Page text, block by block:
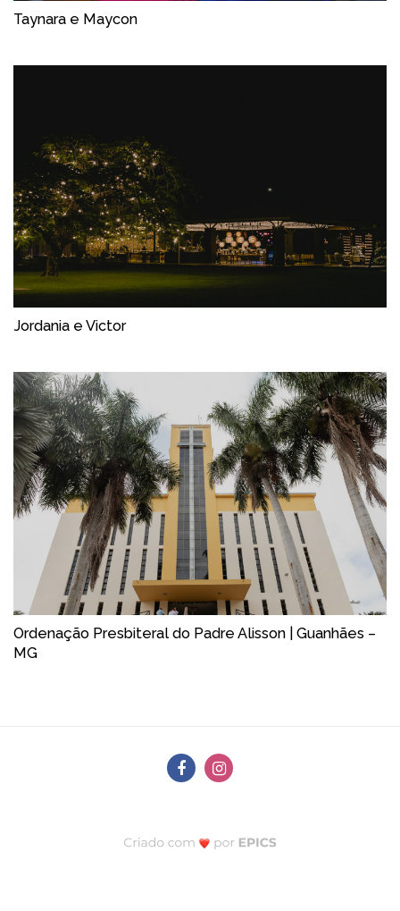
Taynara e Maycon
Jordania e Victor
Ordenação Presbiteral do Padre Alisson | Guanhães –
MG